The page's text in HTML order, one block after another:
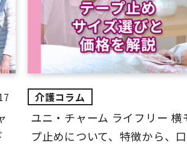
ユニ・チャーム ライフリー 横
プ止めについて、特徴から、